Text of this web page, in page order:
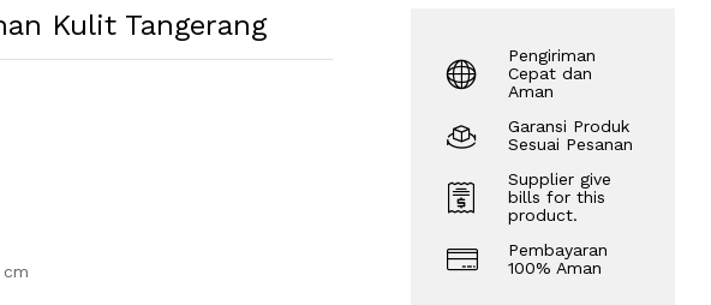
Kulit Tangerang
cm
Pengiriman
Cepat dan
Aman
Garansi Produk
Sesuai Pesanan
Supplier give
bills for this
product.
Pembayaran
100% Aman